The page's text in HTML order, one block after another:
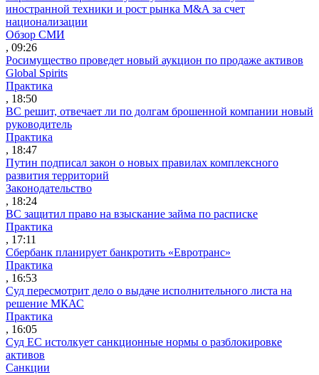
иностранной техники и рост рынка M&A за счет
национализации
Обзор СМИ
, 09:26
Росимущество проведет новый аукцион по продаже активов
Global Spirits
Практика
, 18:50
ВС решит, отвечает ли по долгам брошенной компании новый
руководитель
Практика
, 18:47
Путин подписал закон о новых правилах комплексного
развития территорий
Законодательство
, 18:24
ВС защитил право на взыскание займа по расписке
Практика
, 17:11
Сбербанк планирует банкротить «Евротранс»
Практика
, 16:53
Суд пересмотрит дело о выдаче исполнительного листа на
решение МКАС
Практика
, 16:05
Суд ЕС истолкует санкционные нормы о разблокировке
активов
Санкции